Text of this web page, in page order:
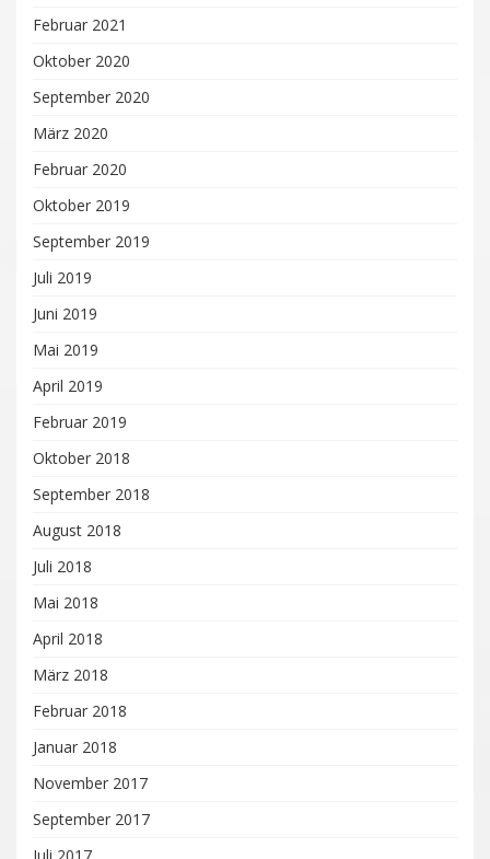
Februar 2021
Oktober 2020
September 2020
März 2020
Februar 2020
Oktober 2019
September 2019
Juli 2019
Juni 2019
Mai 2019
April 2019
Februar 2019
Oktober 2018
September 2018
August 2018
Juli 2018
Mai 2018
April 2018
März 2018
Februar 2018
Januar 2018
November 2017
September 2017